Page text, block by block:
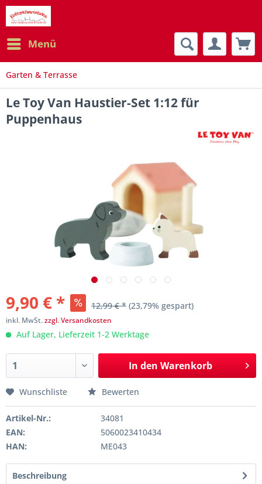
Menü
Garten & Terrasse
Le Toy Van Haustier-Set 1:12 für
Puppenhaus
9,90 € * 12,99 € * (23,79% gespart)
inkl. MwSt.zzgl. Versandkosten
Auf Lager, Lieferzeit 1-2 Werktage
In den Warenkorb
Wunschliste Bewerten
Artikel-Nr.:
34081
EAN:
5060023410434
HAN:
ME043
Beschreibung